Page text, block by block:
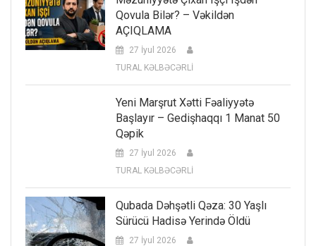
Qovula Bilər? – Vəkildən
AÇIQLAMA
27 İyul 2026
TURAL KƏLBƏCƏRLİ
Yeni Marşrut Xətti Fəaliyyətə
Başlayır – Gedişhaqqı 1 Manat 50
Qəpik
27 İyul 2026
TURAL KƏLBƏCƏRLİ
Qubada Dəhşətli Qəza: 30 Yaşlı
Sürücü Hadisə Yerində Öldü
27 İyul 2026